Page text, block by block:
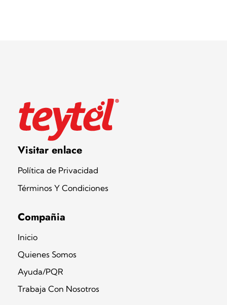
Teytel S.A.S
Teytel - Distribuidor autorizado de claro
Visitar enlace
Política de Privacidad
Términos Y Condiciones
Compañia
Inicio
Quienes Somos
Ayuda/PQR
Trabaja Con Nosotros